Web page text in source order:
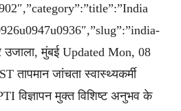
मुंबई Updated Mon, 08
तापमान जांचता स्वास्थ्यकर्मी
विज्ञापन मुक्त विशिष्ट अनुभव के